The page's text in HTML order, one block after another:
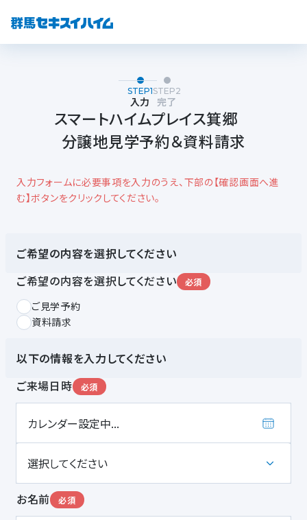
STEP1
入力
STEP2
完了
スマートハイムプレイス箕郷
分譲地見学予約＆資料請求
入力フォームに必要事項を入力のうえ、下部の【確認画面へ進
む】ボタンをクリックしてください。
ご希望の内容を選択してください
必須
ご希望の内容を選択してください
ご見学予約
資料請求
以下の情報を入力してください
必須
ご来場日時
必須
お名前